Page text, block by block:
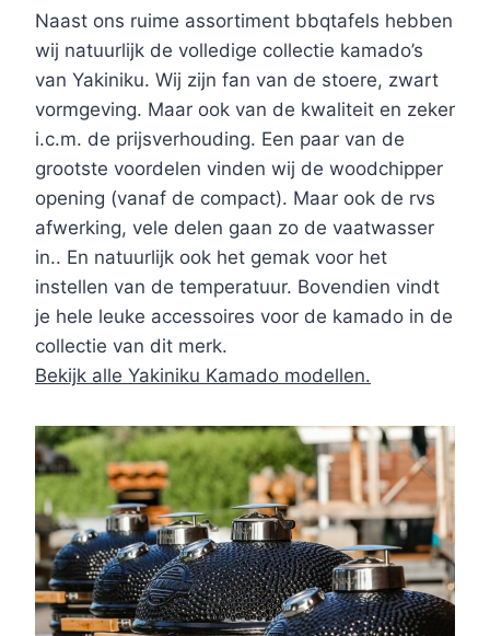
Naast ons ruime assortiment bbqtafels hebben
wij natuurlijk de volledige collectie kamado’s
van Yakiniku. Wij zijn fan van de stoere, zwart
vormgeving. Maar ook van de kwaliteit en zeker
i.c.m. de prijsverhouding. Een paar van de
grootste voordelen vinden wij de woodchipper
opening (vanaf de compact). Maar ook de rvs
afwerking, vele delen gaan zo de vaatwasser
in.. En natuurlijk ook het gemak voor het
instellen van de temperatuur. Bovendien vindt
je hele leuke accessoires voor de kamado in de
collectie van dit merk.
Bekijk alle Yakiniku Kamado modellen.